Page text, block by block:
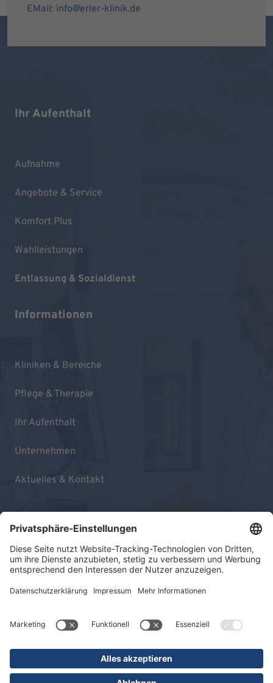
EMail: info@erler-klinik.de
Ihr Aufenthalt
Aufnahme
Angebote & Service
Komfort Plus
Wahlleistungen
Entlassung & Sozialdienst
Informationen
Kliniken & Bereiche
Pflege & Therapie
Ihr Aufenthalt
Unternehmen
Aktuelles & Kontakt
Impressum
Datenschutz